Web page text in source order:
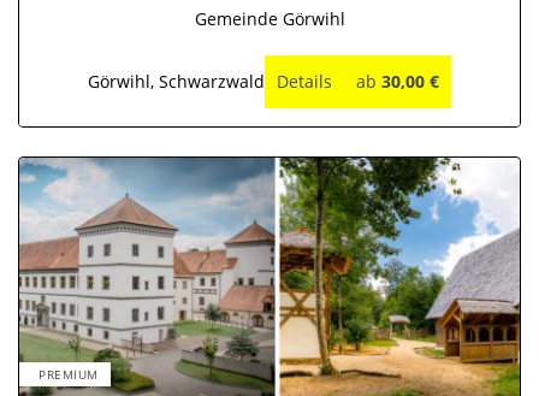
Gemeinde Görwihl
Görwihl, Schwarzwald Details ab 30,00 €
PREMIUM